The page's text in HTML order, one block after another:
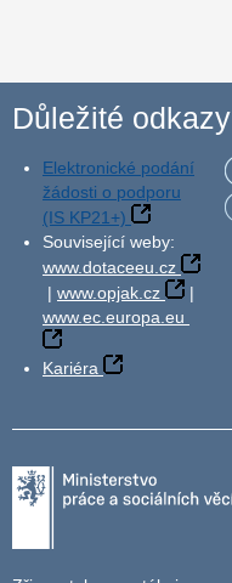
Důležité odkazy
Elektronické podání
žádosti o podporu
(IS KP21+)
Související weby:
www.dotaceeu.cz
| www.opjak.cz
|
www.ec.europa.eu
Kariéra